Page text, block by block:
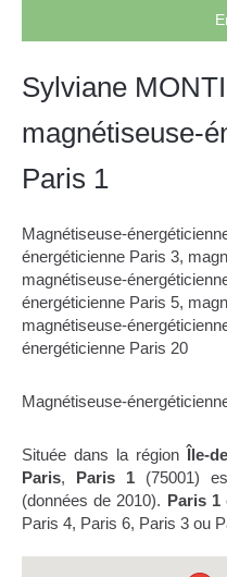
Sylviane
magnétiseuse-
Paris 1
Magnétiseuse-
énergéticienne Paris 3,
magnétiseuse-
énergéticienne Paris 5,
magnétiseuse-
énergéticienne Paris 20
Magnétiseuse-
Située dans la région Île-
Paris, Paris 1 (75001)
(données de 2010). Paris 1
Paris 4, Paris 6, Paris 3 ou